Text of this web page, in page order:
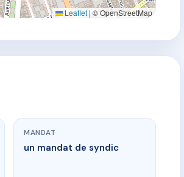
Leaflet | © OpenStreetMap
MANDAT
un mandat de syndic